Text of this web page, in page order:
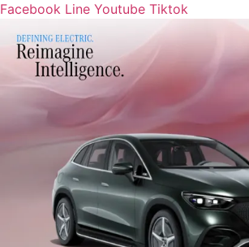
Facebook Line Youtube Tiktok